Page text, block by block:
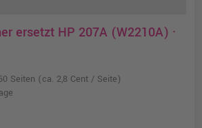
ersetzt HP 207A (W2210A) ·
Seiten (ca. 2,8 Cent / Seite)